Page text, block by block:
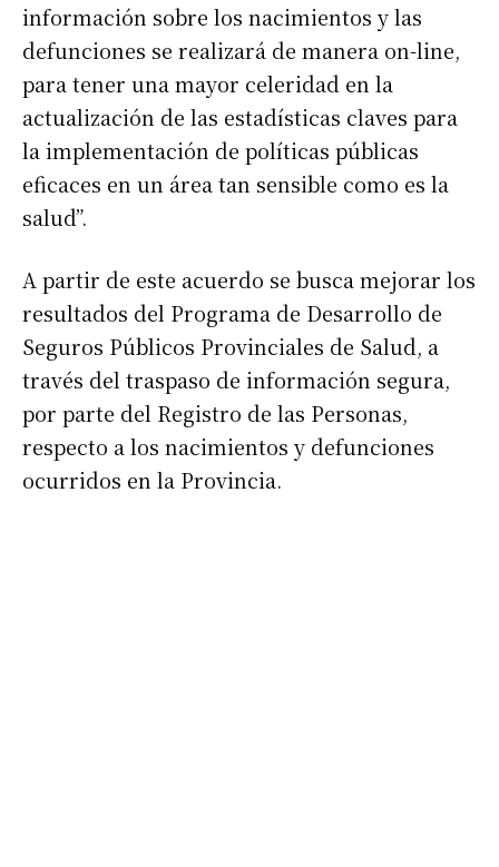
información sobre los nacimientos y las
defunciones se realizará de manera on-line,
para tener una mayor celeridad en la
actualización de las estadísticas claves para
la implementación de políticas públicas
eficaces en un área tan sensible como es la
salud”.
A partir de este acuerdo se busca mejorar los
resultados del Programa de Desarrollo de
Seguros Públicos Provinciales de Salud, a
través del traspaso de información segura,
por parte del Registro de las Personas,
respecto a los nacimientos y defunciones
ocurridos en la Provincia.